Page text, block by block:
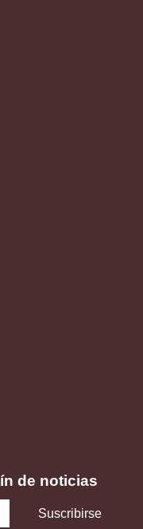
de noticias
Suscribirse